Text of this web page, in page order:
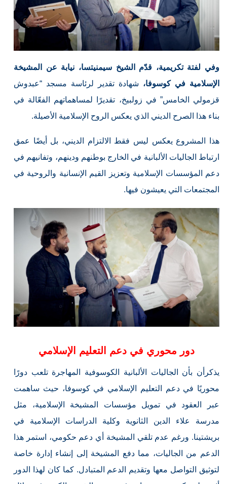
وفي لفتة تكريمية، قدّم الشيخ سيمنيتسا، نيابة عن المشيخة
الإسلامية في كوسوفا، شهادة تقدير لرئاسة مسجد “عبدوش
قزمولي الخامس” في زولبيخ، تقديرًا لمساهماتهم الفعّالة في
بناء هذا الصرح الديني الذي يعكس الروح الإسلامية الأصيلة.
هذا المشروع يعكس ليس فقط الالتزام الديني، بل أيضًا عمق
ارتباط الجاليات الألبانية في الخارج بوطنهم ودينهم، وتفانيهم في
دعم المؤسسات الإسلامية وتعزيز القيم الإنسانية والروحية في
المجتمعات التي يعيشون فيها.
دور محوري في دعم التعليم الإسلامي
يذكرأن بأن الجاليات الألبانية الكوسوفية المهاجرة تلعب دورًا
محوريًا في دعم التعليم الإسلامي في كوسوفا، حيث ساهمت
عبر العقود في تمويل مؤسسات المشيخة الإسلامية، مثل
مدرسة علاء الدين الثانوية وكلية الدراسات الإسلامية في
بريشتينا. ورغم عدم تلقي المشيخة أي دعم حكومي، استمر هذا
الدعم من الجاليات، مما دفع المشيخة إلى إنشاء إدارة خاصة
لتوثيق التواصل معها وتقديم الدعم المتبادل. كما كان لهذا الدور